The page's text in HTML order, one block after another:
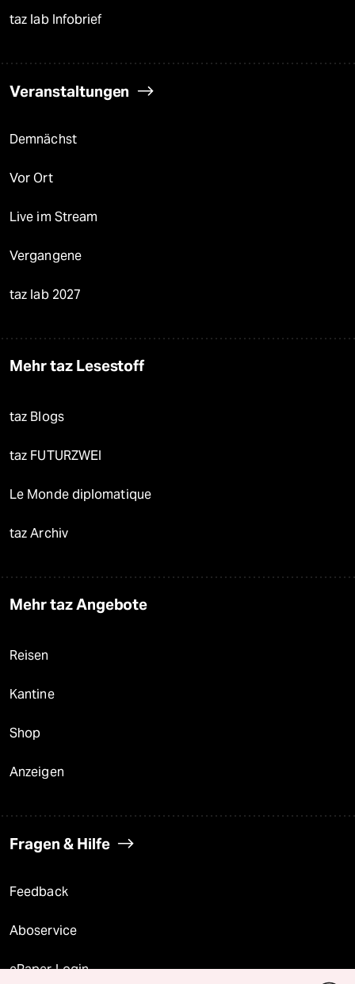
taz lab Infobrief
Veranstaltungen
Demnächst
Vor Ort
Live im Stream
Vergangene
taz lab 2027
Mehr taz Lesestoff
taz Blogs
taz FUTURZWEI
Le Monde diplomatique
taz Archiv
Mehr taz Angebote
Reisen
Kantine
Shop
Anzeigen
Fragen & Hilfe
Feedback
Aboservice
ePaper Login